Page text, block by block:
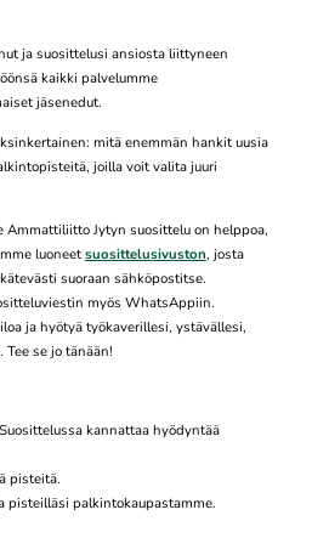
ja suosittelusi ansiosta liittyneen
kaikki palvelumme
jäsenedut.
mitä enemmän hankit uusia
joilla voit valita juuri
Ammattiliitto Jytyn suosittelu on helppoa,
luoneetsuosittelusivuston, josta
suoraan sähköpostitse.
myös WhatsAppiin.
ja hyötyä työkaverillesi, ystävällesi,
se jo tänään!
kannattaa hyödyntää
pisteitä.
pisteilläsi palkintokaupastamme.